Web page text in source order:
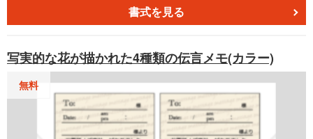
があったことをお伝えください。 □伝言をお願いします。
書式を見る
写実的な花が描かれた4種類の伝言メモ(カラー)
無料